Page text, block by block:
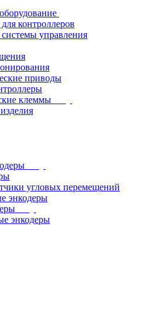
контроллеров
управления
приводы
клеммы
угловых перемещений
энкодеры
энкодеры